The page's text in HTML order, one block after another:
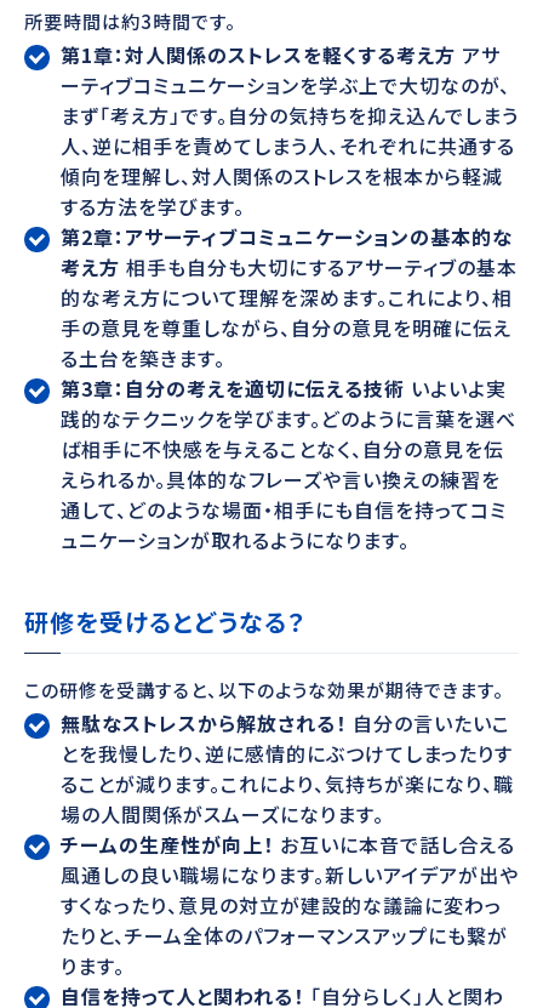
所要時間は約3時間です。
第1章：対人関係のストレスを軽くする考え方 アサ
ーティブコミュニケーションを学ぶ上で大切なのが、
まず「考え方」です。自分の気持ちを抑え込んでしまう
人、逆に相手を責めてしまう人、それぞれに共通する
傾向を理解し、対人関係のストレスを根本から軽減
する方法を学びます。
第2章：アサーティブコミュニケーションの基本的な
考え方 相手も自分も大切にするアサーティブの基本
的な考え方について理解を深めます。これにより、相
手の意見を尊重しながら、自分の意見を明確に伝え
る土台を築きます。
第3章：自分の考えを適切に伝える技術 いよいよ実
践的なテクニックを学びます。どのように言葉を選べ
ば相手に不快感を与えることなく、自分の意見を伝
えられるか。具体的なフレーズや言い換えの練習を
通して、どのような場面・相手にも自信を持ってコミ
ュニケーションが取れるようになります。
研修を受けるとどうなる？
この研修を受講すると、以下のような効果が期待できます。
無駄なストレスから解放される！ 自分の言いたいこ
とを我慢したり、逆に感情的にぶつけてしまったりす
ることが減ります。これにより、気持ちが楽になり、職
場の人間関係がスムーズになります。
チームの生産性が向上！ お互いに本音で話し合える
風通しの良い職場になります。新しいアイデアが出や
すくなったり、意見の対立が建設的な議論に変わっ
たりと、チーム全体のパフォーマンスアップにも繋が
ります。
自信を持って人と関われる！ 「自分らしく」人と関わ